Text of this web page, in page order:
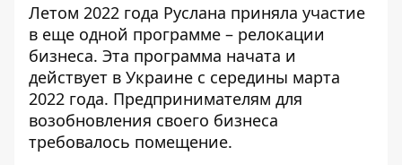
Летом 2022 года Руслана приняла участие
в еще одной программе – релокации
бизнеса. Эта программа начата и
действует в Украине с середины марта
2022 года. Предпринимателям для
возобновления своего бизнеса
требовалось помещение.